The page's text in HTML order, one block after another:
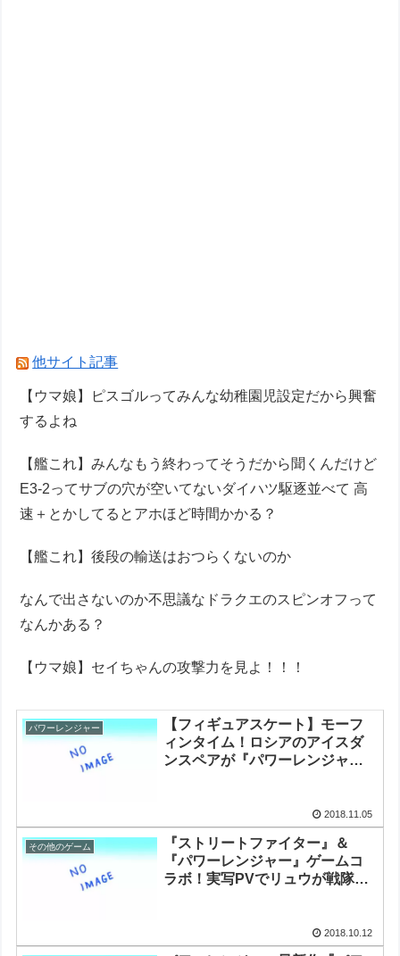
他サイト記事
【ウマ娘】ピスゴルってみんな幼稚園児設定だから興奮
するよね
【艦これ】みんなもう終わってそうだから聞くんだけど
E3-2ってサブの穴が空いてないダイハツ駆逐並べて 高
速＋とかしてるとアホほど時間かかる？
【艦これ】後段の輸送はおつらくないのか
なんで出さないのか不思議なドラクエのスピンオフって
なんかある？
【ウマ娘】セイちゃんの攻撃力を見よ！！！
パワーレンジャー
【フィギュアスケート】モーフ
ィンタイム！ロシアのアイスダ
ンスペアが『パワーレンジャ
2018.11.05
その他のゲーム
『ストリートファイター』＆
『パワーレンジャー』ゲームコ
ラボ！実写PVでリュウが戦隊ヒ
2018.10.12